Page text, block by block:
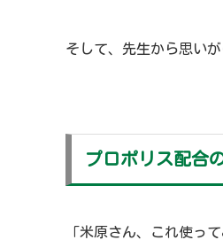
そして、先生から思い
プロポリス配合
「米原さん、これ使っ